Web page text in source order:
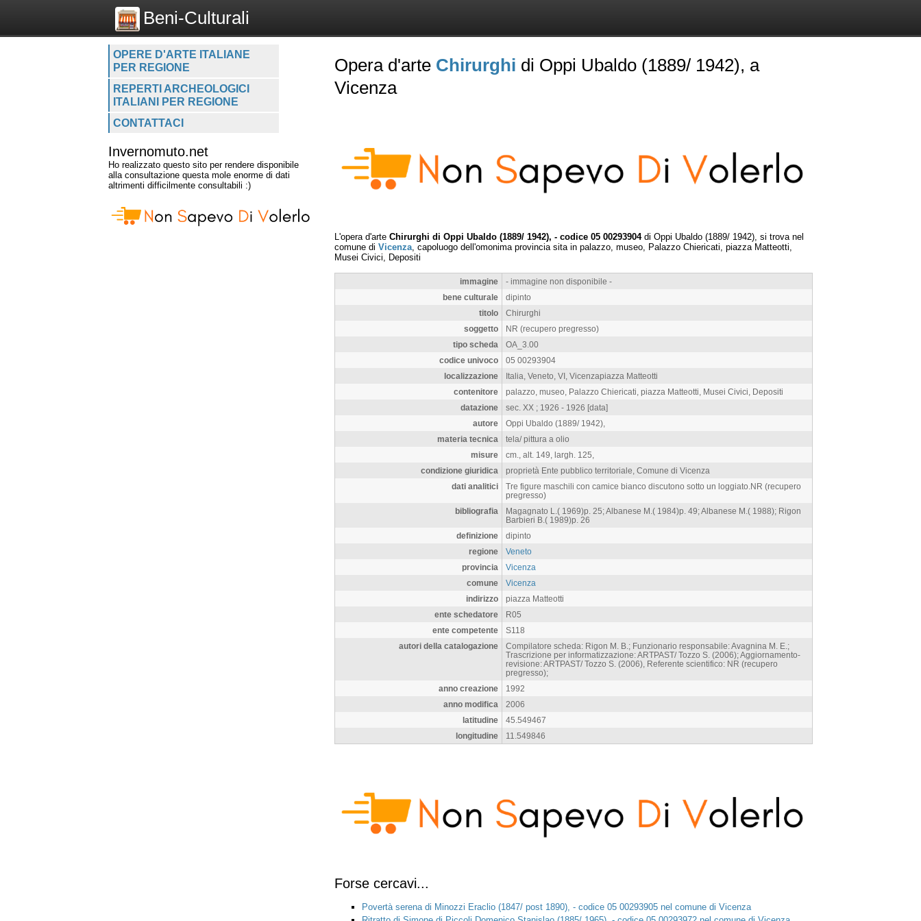
Beni-Culturali
OPERE D'ARTE ITALIANE
PER REGIONE
REPERTI ARCHEOLOGICI
ITALIANI PER REGIONE
CONTATTACI
Invernomuto.net
Ho realizzato questo sito per rendere disponibile
alla consultazione questa mole enorme di dati
altrimenti difficilmente consultabili :)
Opera d'arte Chirurghi di Oppi Ubaldo (1889/ 1942), a
Vicenza
L'opera d'arte Chirurghi di Oppi Ubaldo (1889/ 1942), - codice 05 00293904di Oppi Ubaldo (1889/ 1942), si trova nel
comune di Vicenza , capoluogo dell'omonima provincia sita in palazzo, museo, Palazzo Chiericati, piazza Matteotti,
Musei Civici, Depositi
immagine
- immagine non disponibile -
bene culturale
dipinto
titolo
Chirurghi
soggetto
NR (recupero pregresso)
tipo scheda
OA_3.00
codice univoco
05 00293904
localizzazione
Italia, Veneto, VI, Vicenzapiazza Matteotti
contenitore
palazzo, museo, Palazzo Chiericati, piazza Matteotti, Musei Civici, Depositi
datazione
sec. XX ; 1926 - 1926 [data]
autore
Oppi Ubaldo (1889/ 1942),
materia tecnica
tela/ pittura a olio
misure
cm., alt. 149, largh. 125,
condizione giuridica
proprietà Ente pubblico territoriale, Comune di Vicenza
dati analitici
Tre figure maschili con camice bianco discutono sotto un loggiato.NR (recupero
pregresso)
bibliografia
Magagnato L.( 1969)p. 25; Albanese M.( 1984)p. 49; Albanese M.( 1988); Rigon
Barbieri B.( 1989)p. 26
definizione
dipinto
regione
Veneto
provincia
Vicenza
comune
Vicenza
indirizzo
piazza Matteotti
ente schedatore
R05
ente competente
S118
autori della catalogazione
Compilatore scheda: Rigon M. B.; Funzionario responsabile: Avagnina M. E.;
Trascrizione per informatizzazione: ARTPAST/ Tozzo S. (2006); Aggiornamento-
revisione: ARTPAST/ Tozzo S. (2006), Referente scientifico: NR (recupero
pregresso);
anno creazione
1992
anno modifica
2006
latitudine
45.549467
longitudine
11.549846
Forse cercavi...
Povertà serena di Minozzi Eraclio (1847/ post 1890), - codice 05 00293905 nel comune di Vicenza